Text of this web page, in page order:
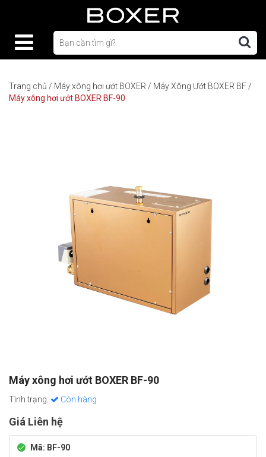
Trang chủ / Máy xông hơi ướt BOXER / Máy Xông Ướt BOXER BF /
Máy xông hơi ướt BOXER BF-90
Máy xông hơi ướt BOXER BF-90
Tình trạng: Còn hàng
Giá Liên hệ
Mã: BF-90